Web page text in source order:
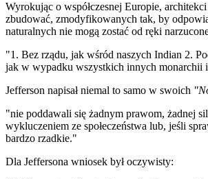
Wyrokując o współczesnej Europie,
zbudować, zmodyfikowanych tak, by
naturalnych nie mogą zostać od ręki
"1. Bez rządu, jak wśród naszych Indian 2.
jak w wypadku wszystkich innych
Jefferson napisał niemal to samo w swoich
"nie poddawali się żadnym prawom, żadnej
wykluczeniem ze społeczeństwa lub, jeśli
bardzo rzadkie."
Dla Jeffersona wniosek był oczywisty: